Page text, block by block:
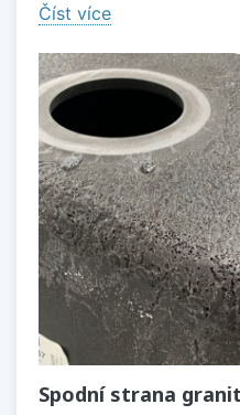
Číst více
Spodní strana